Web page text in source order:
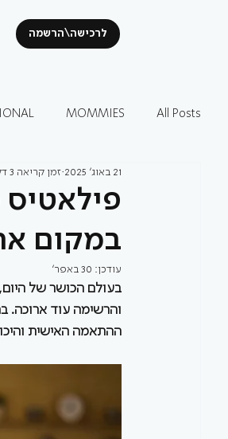
לרכישה\הרשמה
All Posts
MOMMIES
פילאטיס
במקום
21 באוג׳ 2025 זמן קריאה 3 דקות
עודכן: 30 באפר׳
והרשימה עוד ארוכה.
ההתאמה האישית